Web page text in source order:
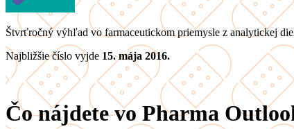
Štvrťročný výhľad vo farmaceutickom priemysle z analytickej
Najbližšie číslo vyjde 15. mája 2016.
Čo nájdete vo Pharma